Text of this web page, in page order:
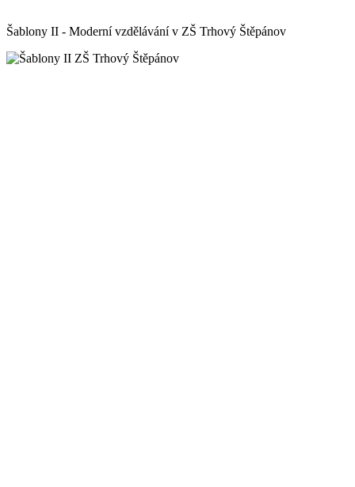
Šablony II - Moderní vzdělávání v ZŠ Trhový Štěpánov